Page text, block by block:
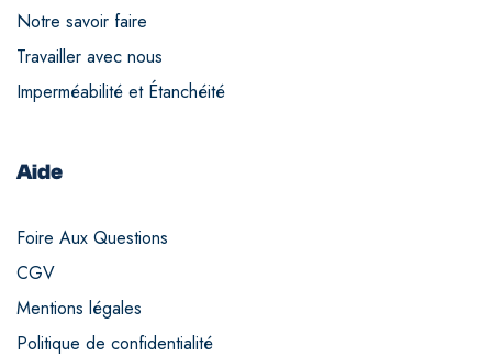
Notre savoir faire
Travailler avec nous
Imperméabilité et Étanchéité
Aide
Foire Aux Questions
CGV
Mentions légales
Politique de confidentialité